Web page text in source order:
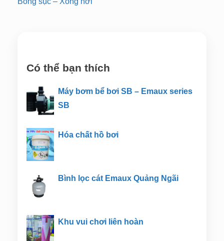
Có thể bạn thích
Máy bơm bể bơi SB – Emaux series
SB
Hóa chất hồ bơi
Bình lọc cát Emaux Quảng Ngãi
Khu vui chơi liên hoàn